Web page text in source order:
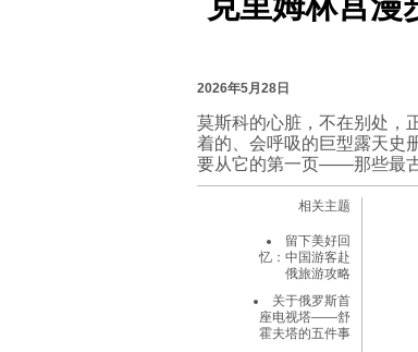
2026年5月28日
莫斯科的心脏，不在别处，
着的、会呼吸的巨型露天史
要从它的第一页——那些最
相关主题
留下美好回
忆：中国游客赴
俄旅游攻略
关于俄罗斯首
座电视塔——舒
霍夫塔的五件事